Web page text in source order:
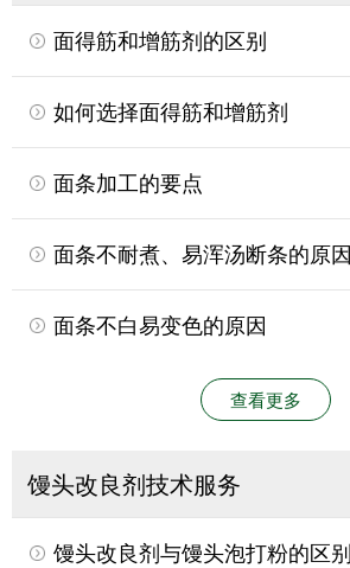
面得筋和增筋剂的区别
如何选择面得筋和增筋剂
面条加工的要点
面条不耐煮、易浑汤断条的原因
面条不白易变色的原因
查看更多
馒头改良剂技术服务
馒头改良剂与馒头泡打粉的区别